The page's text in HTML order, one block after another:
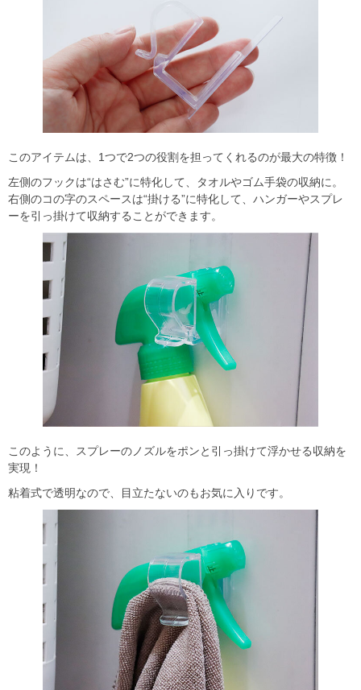
このアイテムは、1つで2つの役割を担ってくれるのが最大の特徴！
左側のフックは“はさむ”に特化して、タオルやゴム手袋の収納に。
右側のコの字のスペースは“掛ける”に特化して、ハンガーやスプレ
ーを引っ掛けて収納することができます。
このように、スプレーのノズルをポンと引っ掛けて浮かせる収納を
実現！
粘着式で透明なので、目立たないのもお気に入りです。